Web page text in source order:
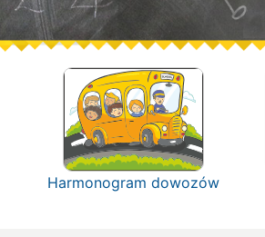
Harmonogram dowozów